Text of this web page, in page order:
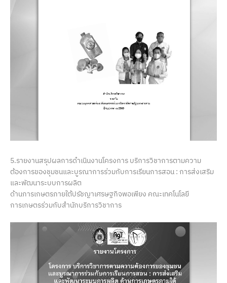
5.รายงานสรุปผลการดำเนินงานโครงการ บริการวิชาการตามความ
ต้องการของชุมชนและบูรณาการร่วมกับการเรียนการสอน : การส่งเสริม
และพัฒนาระบบการผลิต
ด้านการเกษตรภายใต้ปรัชญาเศรษฐกิจพอเพียง คณะเทคโนโลยี
การเกษตรร่วมกับสำนักบริการวิชาการ